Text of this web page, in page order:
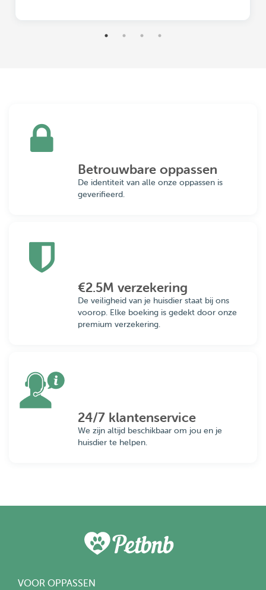
Betrouwbare oppassen
De identiteit van alle onze oppassen is
geverifieerd.
€2.5M verzekering
De veiligheid van je huisdier staat bij ons
voorop. Elke boeking is gedekt door onze
premium verzekering.
24/7 klantenservice
We zijn altijd beschikbaar om jou en je
huisdier te helpen.
VOOR OPPASSEN